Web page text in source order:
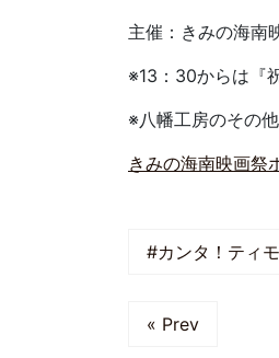
主催：きみの海南
※13：30からは『
※八幡工房のその
きみの海南映画祭
#カンタ！ティ
« Prev